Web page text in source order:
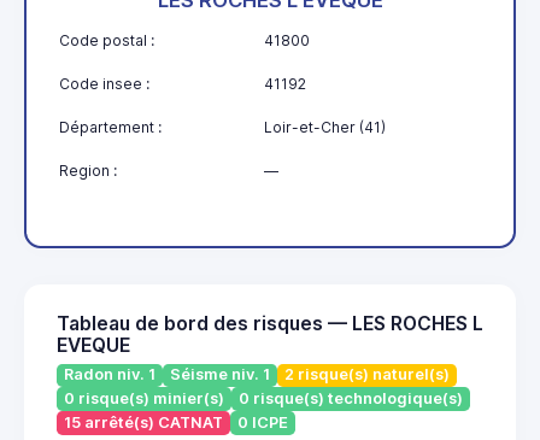
Code postal : 41800
Code insee : 41192
Département : Loir-et-Cher (41)
Region : —
Tableau de bord des risques — LES ROCHES L
EVEQUE
Radon niv. 1 Séisme niv. 1
2 risque(s) naturel(s)
0 risque(s) minier(s)
0 risque(s) technologique(s)
15 arrêté(s) CATNAT
0 ICPE